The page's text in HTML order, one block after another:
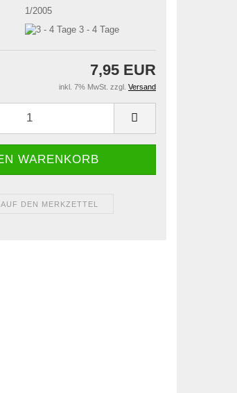
1/2005
3 - 4 Tage
7,95 EUR
inkl. 7% MwSt. zzgl. Versand
AUF DEN MERKZETTEL